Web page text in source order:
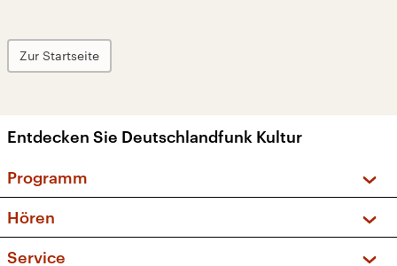
Zur Startseite
Entdecken Sie Deutschlandfunk Kultur
Programm
Sendungen und Podcasts
Hören
Service